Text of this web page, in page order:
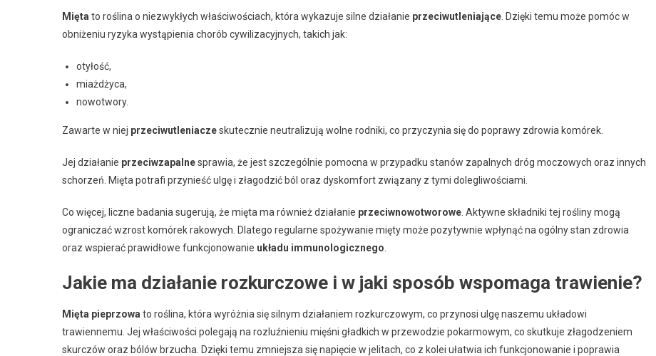
Mięta to roślina o niezwykłych właściwościach, która wykazuje silne działanie przeciwutleniające . Dzięki temu może pomóc w
obniżeniu ryzyka wystąpienia chorób cywilizacyjnych, takich jak:
otyłość,
miażdżyca,
nowotwory.
Zawarte w niej przeciwutleniaczeskutecznie neutralizują wolne rodniki, co przyczynia się do poprawy zdrowia komórek.
Jej działanie przeciwzapalnesprawia, że jest szczególnie pomocna w przypadku stanów zapalnych dróg moczowych oraz innych
schorzeń. Mięta potrafi przynieść ulgę i złagodzić ból oraz dyskomfort związany z tymi dolegliwościami.
Co więcej, liczne badania sugerują, że mięta ma również działanie przeciwnowotworowe . Aktywne składniki tej rośliny mogą
ograniczać wzrost komórek rakowych. Dlatego regularne spożywanie mięty może pozytywnie wpłynąć na ogólny stan zdrowia
oraz wspierać prawidłowe funkcjonowanie układu immunologicznego
Jakie ma działanie rozkurczowe i w jaki sposób wspomaga trawienie?
Mięta pieprzowa to roślina, która wyróżnia się silnym działaniem rozkurczowym, co przynosi ulgę naszemu układowi
trawiennemu. Jej właściwości polegają na rozluźnieniu mięśni gładkich w przewodzie pokarmowym, co skutkuje złagodzeniem
skurczów oraz bólów brzucha. Dzięki temu zmniejsza się napięcie w jelitach, co z kolei ułatwia ich funkcjonowanie i poprawia